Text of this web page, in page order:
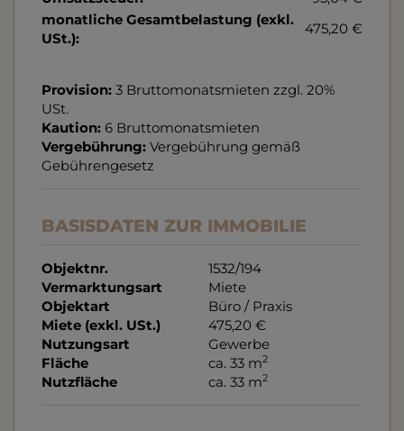
monatliche Gesamtbelastung (exkl.
USt.):
475,20 €
Provision: 3 Bruttomonatsmieten zzgl. 20%
USt.
Kaution: 6 Bruttomonatsmieten
Vergebührung: Vergebührung gemäß
Gebührengesetz
BASISDATEN ZUR IMMOBILIE
Objektnr.
1532/194
Vermarktungsart
Miete
Objektart
Büro / Praxis
Miete (exkl. USt.)
475,20 €
Nutzungsart
Gewerbe
Fläche
ca. 33 m2
Nutzfläche ca. 33 m2